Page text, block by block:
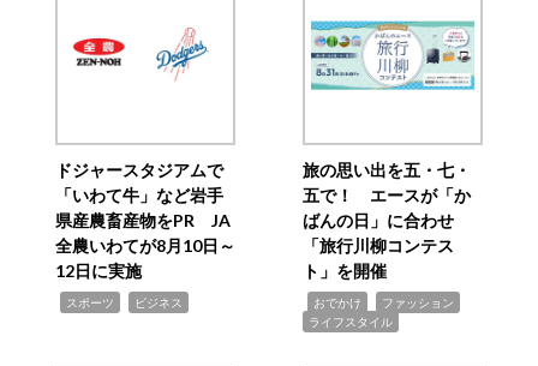
ドジャースタジアムで
「いわて牛」など岩手
県産農畜産物をPR JA
全農いわてが8月10日～
12日に実施
スポーツ ビジネス
旅の思い出を五・七・
五で！ エースが「か
ばんの日」に合わせ
「旅行川柳コンテス
ト」を開催
おでかけ ファッション
ライフスタイル